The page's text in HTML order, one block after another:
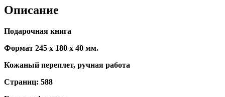
Описание
Подарочная книга
Формат 245 х 180 х 40 мм.
Кожаный переплет, ручная работа
Страниц: 588